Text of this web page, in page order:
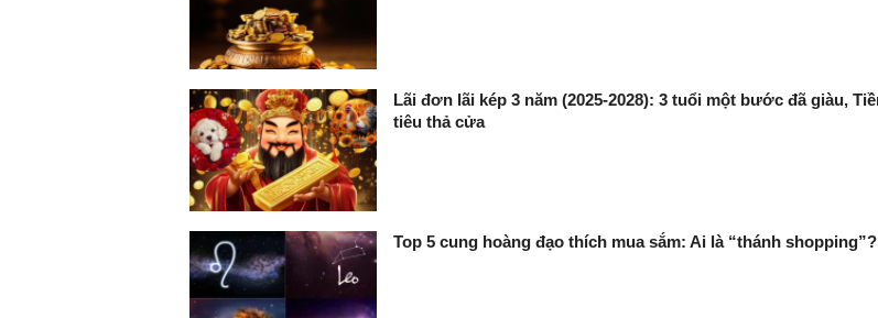
Lãi đơn lãi kép 3 năm (2025-2028): 3 tuổi một bước đã giàu,
tiêu thả cửa
Top 5 cung hoàng đạo thích mua sắm: Ai là “thánh shopping”?